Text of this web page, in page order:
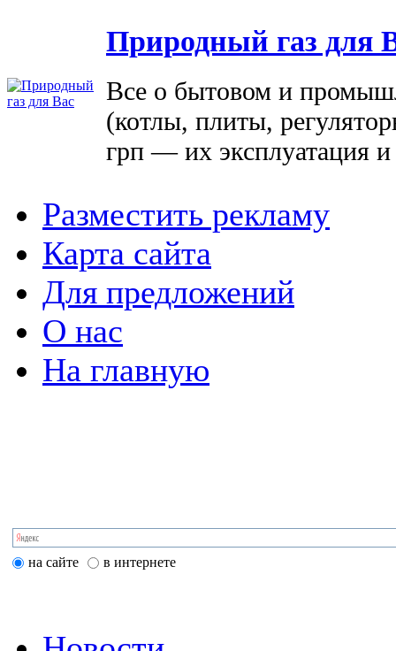
Природный газ для
Все о бытовом и
(котлы, плиты,
грп — их эксплуатация
Разместить рекламу
Карта сайта
Для предложений
О нас
На главную
на сайте в интернете